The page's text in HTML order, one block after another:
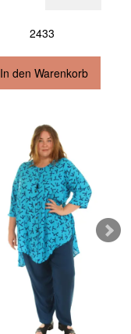
2433
In den Warenkorb